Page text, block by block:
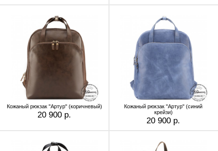
Кожаный рюкзак "Артур" (коричневый)
20 900 р.
Кожаный рюкзак "Артур" (синий
крейзи)
20 900 р.